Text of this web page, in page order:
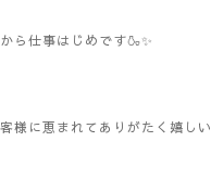
ら仕事はじめです🍶✨
様に恵まれてありがたく嬉し